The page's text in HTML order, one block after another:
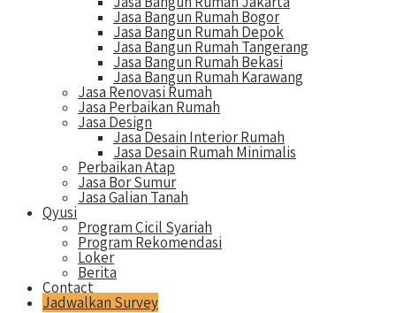
Jasa Bangun Rumah Bogor
Jasa Bangun Rumah Depok
Jasa Bangun Rumah Tangerang
Jasa Bangun Rumah Bekasi
Jasa Bangun Rumah Karawang
Jasa Renovasi Rumah
Jasa Perbaikan Rumah
Jasa Design
Jasa Desain Interior Rumah
Jasa Desain Rumah Minimalis
Perbaikan Atap
Jasa Bor Sumur
Jasa Galian Tanah
Qyusi
Program Cicil Syariah
Program Rekomendasi
Loker
Berita
Contact
Jadwalkan Survey